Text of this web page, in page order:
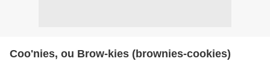
Coo'nies, ou Brow-kies (brownies-cookies)